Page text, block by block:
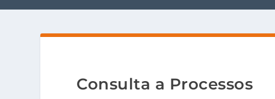
Consulta a Processos